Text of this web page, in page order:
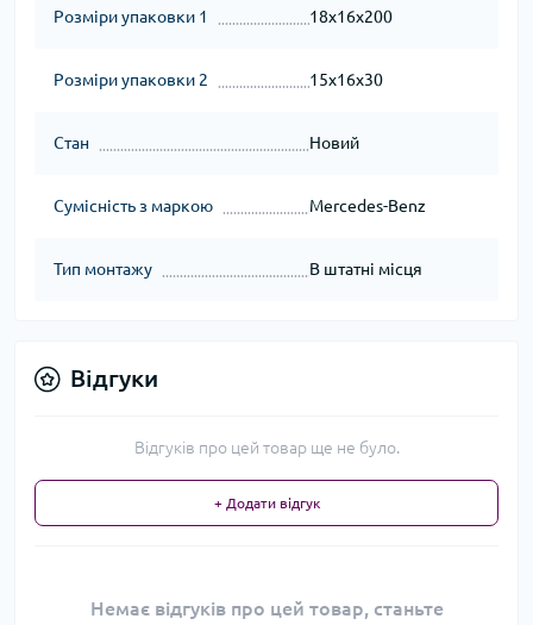
Розміри упаковки 1 18x16x200
Розміри упаковки 2 15x16x30
Стан Новий
Сумісність з маркою Mercedes-Benz
Тип монтажу В штатні місця
Відгуки
Відгуків про цей товар ще не було.
+ Додати відгук
Немає відгуків про цей товар, станьте